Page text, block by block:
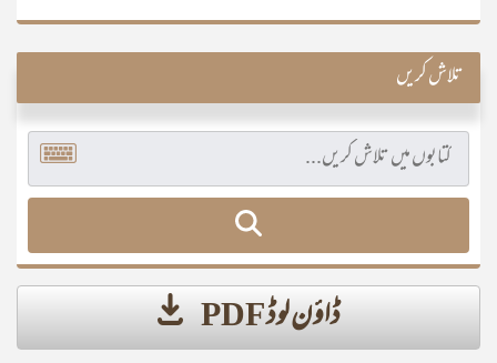
تلاش کریں
ڈاؤن لوڈ PDF